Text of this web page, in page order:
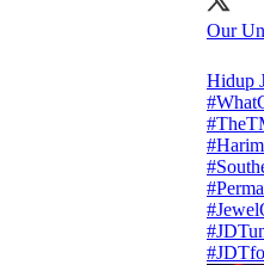
Our